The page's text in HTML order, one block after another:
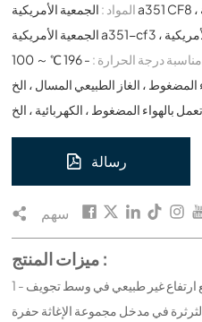
المواد : الجمعية الأمريكية a351 CF8 ، الجمعية الأمريكية a351 CFRM ،
مناسبة درجة الحرارة :
رسالة
سهم
ميزات المنتج :
1 - تخفيف الضغط تصميم : من أجل منع ارتفاع غير طبيعي في وسط تجويف